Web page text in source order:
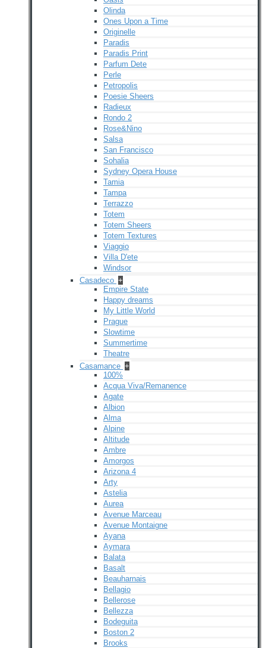
Olinda
Ones Upon a Time
Originelle
Paradis
Paradis Print
Parfum Dete
Perle
Petropolis
Poesie Sheers
Radieux
Rondo 2
Rose&Nino
Salsa
San Francisco
Sohalia
Sydney Opera House
Tamia
Tampa
Terrazzo
Totem
Totem Sheers
Totem Textures
Viaggio
Villa D'ete
Windsor
Casadeco +
Empire State
Happy dreams
My Little World
Prague
Slowtime
Summertime
Theatre
Casamance +
100%
Acqua Viva/Remanence
Agate
Albion
Alma
Alpine
Altitude
Ambre
Amorgos
Arizona 4
Arty
Astelia
Aurea
Avenue Marceau
Avenue Montaigne
Ayana
Aymara
Balata
Basalt
Beauharnais
Bellagio
Bellerose
Bellezza
Bodeguita
Boston 2
Brooks